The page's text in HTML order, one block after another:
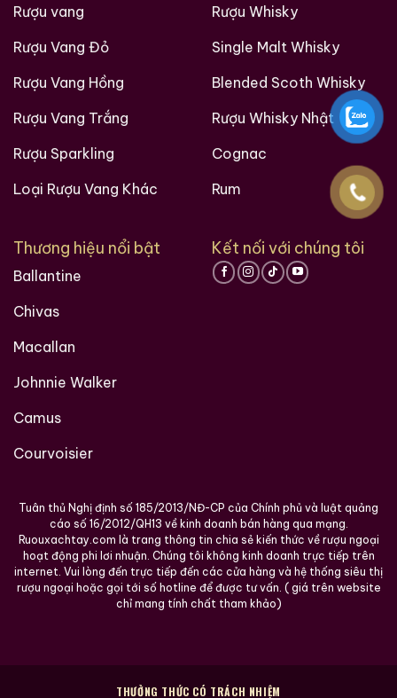
Rượu vang
Rượu Vang Đỏ
Rượu Vang Hồng
Rượu Vang Trắng
Rượu Sparkling
Loại Rượu Vang Khác
Rượu Whisky
Single Malt Whisky
Blended Scoth Whisky
Rượu Whisky Nhật
Cognac
Rum
Thương hiệu nổi bật
Ballantine
Chivas
Macallan
Johnnie Walker
Camus
Courvoisier
Kết nối với chúng tôi
Tuân thủ Nghị định số 185/2013/NĐ-CP của Chính phủ và luật quảng
cáo số 16/2012/QH13 về kinh doanh bán hàng qua mạng.
Ruouxachtay.com là trang thông tin chia sẻ kiến thức về rượu ngoại
hoạt động phi lơi nhuận. Chúng tôi không kinh doanh trực tiếp trên
internet. Vui lòng đến trực tiếp đến các cửa hàng và hệ thống siêu thị
rượu ngoại hoặc gọi tới số hotline để được tư vấn. ( giá trên website
chỉ mang tính chất tham khảo)
THƯỞNG THỨC CÓ TRÁCH NHIỆM